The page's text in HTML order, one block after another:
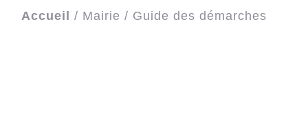
Accueil / Mairie / Guide des démarches